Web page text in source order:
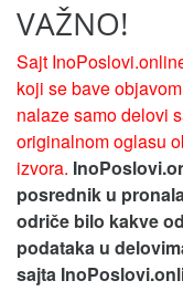
VAŽNO!
Sajt
koji se bave
nalaze samo delovi
originalnom oglasu
izvora.
posrednik u
odriče bilo kakve
podataka u
sajta